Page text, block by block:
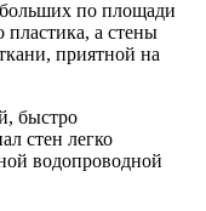
по площади
пластика, а стены
приятной на
быстро
стен легко
водопроводной